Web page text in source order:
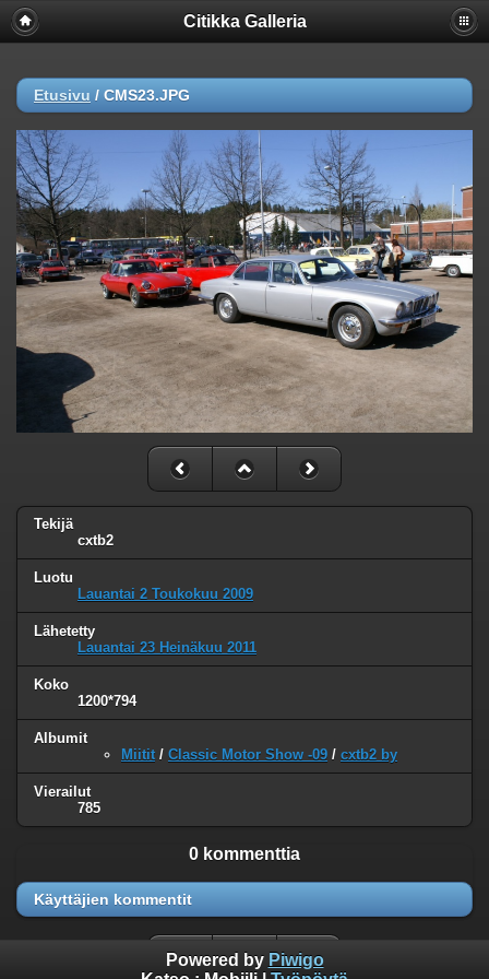
Citikka Galleria
Etusivu / CMS23.JPG
Tekijä
cxtb2
Luotu
Lauantai 2 Toukokuu 2009
Lähetetty
Lauantai 23 Heinäkuu 2011
Koko
1200*794
Albumit
Miitit / Classic Motor Show -09 / cxtb2 by
Vierailut
785
0 kommenttia
Käyttäjien kommentit
Powered by Piwigo